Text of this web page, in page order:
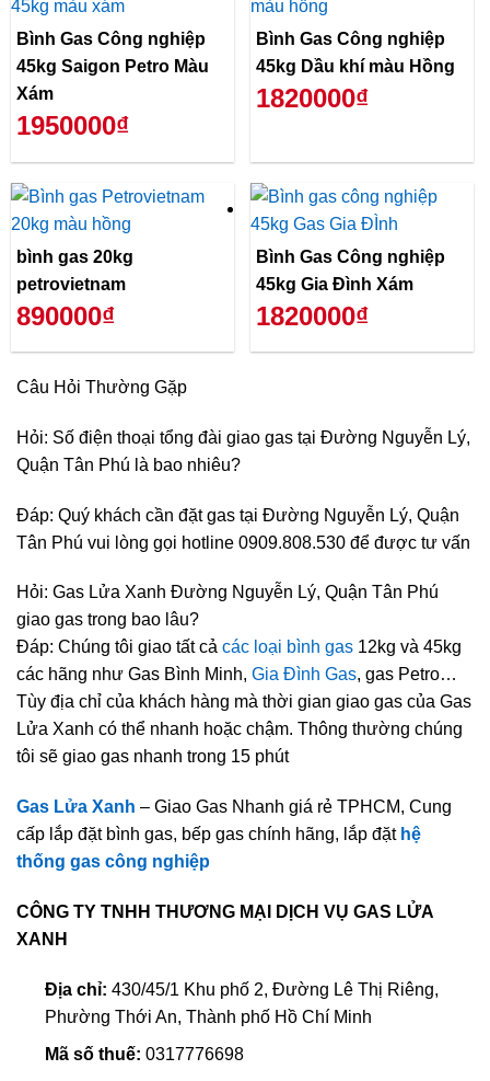
Bình Gas Công nghiệp
45kg Saigon Petro Màu
Xám
1950000₫
Bình Gas Công nghiệp
45kg Dầu khí màu Hồng
1820000₫
bình gas 20kg
petrovietnam
890000₫
Bình Gas Công nghiệp
45kg Gia Đình Xám
1820000₫
Câu Hỏi Thường Gặp
Hỏi: Số điện thoại tổng đài giao gas tại Đường Nguyễn Lý,
Quận Tân Phú là bao nhiêu?
Đáp: Quý khách cần đặt gas tại Đường Nguyễn Lý, Quận
Tân Phú vui lòng gọi hotline 0909.808.530 để được tư vấn
Hỏi: Gas Lửa Xanh Đường Nguyễn Lý, Quận Tân Phú
giao gas trong bao lâu?
Đáp: Chúng tôi giao tất cả các loại bình gas 12kg và 45kg
các hãng như Gas Bình Minh, Gia Đình Gas, gas Petro…
Tùy địa chỉ của khách hàng mà thời gian giao gas của Gas
Lửa Xanh có thể nhanh hoặc chậm. Thông thường chúng
tôi sẽ giao gas nhanh trong 15 phút
Gas Lửa Xanh – Giao Gas Nhanh giá rẻ TPHCM, Cung
cấp lắp đặt bình gas, bếp gas chính hãng, lắp đặt hệ
thống gas công nghiệp
CÔNG TY TNHH THƯƠNG MẠI DỊCH VỤ GAS LỬA
XANH
Địa chỉ: 430/45/1 Khu phố 2, Đường Lê Thị Riêng,
Phường Thới An, Thành phố Hồ Chí Minh
Mã số thuế: 0317776698